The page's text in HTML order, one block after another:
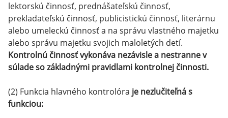
lektorskú činnosť, prednášateľskú činnosť,
prekladateľskú činnosť, publicistickú činnosť, literárnu
alebo umeleckú činnosť a na správu vlastného majetku
alebo správu majetku svojich maloletých detí.
Kontrolnú činnosť vykonáva nezávisle a nestranne v
súlade so základnými pravidlami kontrolnej činnosti.
(2) Funkcia hlavného kontrolóra je nezlučiteľná s
funkciou: